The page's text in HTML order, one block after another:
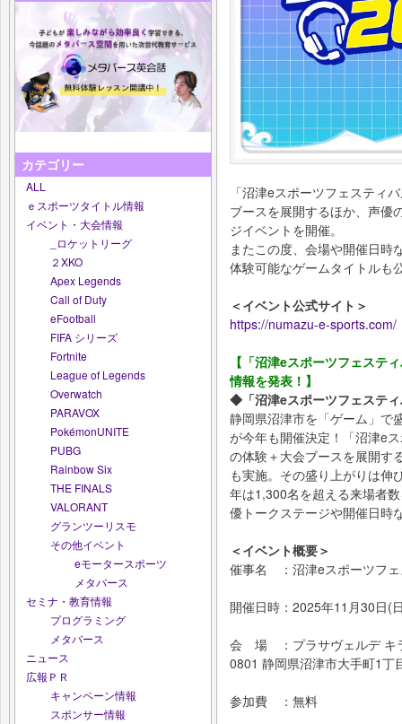
カテゴリー
ALL
ｅスポーツタイトル情報
イベント・大会情報
_ロケットリーグ
２XKO
Apex Legends
Call of Duty
eFootball
FIFA シリーズ
Fortnite
League of Legends
Overwatch
PARAVOX
PokémonUNITE
PUBG
Rainbow Six
THE FINALS
VALORANT
グランツーリスモ
その他イベント
eモータースポーツ
メタバース
セミナ・教育情報
プログラミング
メタバース
ニュース
広報ＰＲ
キャンペーン情報
スポンサー情報
「沼津eスポーツフェスティ
ブースを展開するほか、声優
ジイベントを開催。
またこの度、会場や開催日時
体験可能なゲームタイトルも
＜イベント公式サイト＞
https://numazu-e-sports.com/
【「沼津eスポーツフェステ
情報を発表！】
◆「沼津eスポーツフェステ
静岡県沼津市を「ゲーム」で
が今年も開催決定！「沼津e
の体験＋大会ブースを展開す
も実施。その盛り上がりは伸
年は1,300名を超える来場者
優トークステージや開催日時
＜イベント概要＞
催事名 ：沼津eスポーツフ
開催日時：2025年11月30日(
会 場 ：プラサヴェルデ キ
0801 静岡県沼津市大手町1丁
参加費 ：無料